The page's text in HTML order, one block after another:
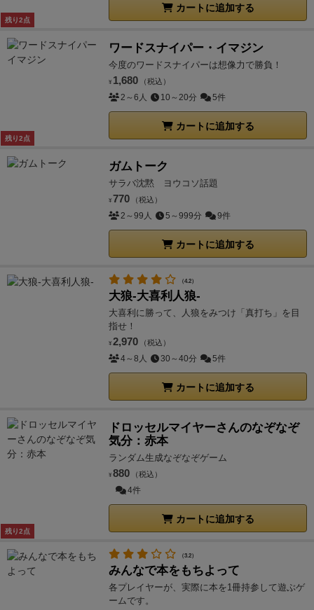
残り2点
カートに追加する
残り2点
ワードスナイパー・イマジン
今度のワードスナイパーは想像力で勝負！
¥ 1,680 （税込）
2～6人 10～20分 5件
カートに追加する
ガムトーク
サラバ沈黙 ヨウコソ話題
¥ 770 （税込）
2～99人 5～999分 9件
カートに追加する
（4.2）
大狼-大喜利人狼-
大喜利に勝って、人狼をみつけ「真打ち」を目
指せ！
¥ 2,970 （税込）
4～8人 30～40分 5件
カートに追加する
残り2点
ドロッセルマイヤーさんのなぞなぞ
気分：赤本
ランダム生成なぞなぞゲーム
¥ 880 （税込）
4件
カートに追加する
（3.2）
みんなで本をもちよって
各プレイヤーが、実際に本を1冊持参して遊ぶゲ
ームです。